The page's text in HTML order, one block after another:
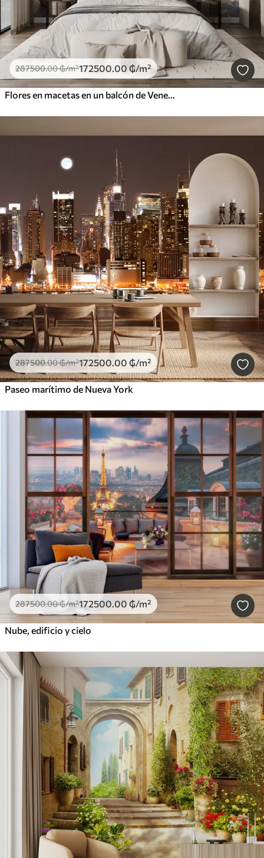
287500.00₲/m²172500.00 ₲/m²
Flores en macetas en un balcón de Venecia acuarela
287500.00₲/m²172500.00 ₲/m²
Paseo marítimo de Nueva York
287500.00₲/m²172500.00 ₲/m²
Nube, edificio y cielo